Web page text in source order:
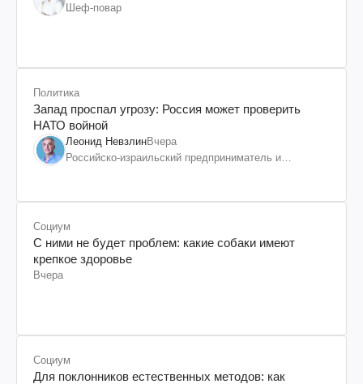
Шеф-повар
Политика
Запад проспал угрозу: Россия может проверить
НАТО войной
Леонид НевзлинВчера
Российско-израильский предприниматель и
Социум
С ними не будет проблем: какие собаки имеют
крепкое здоровье
Вчера
Социум
Для поклонников естественных методов: как